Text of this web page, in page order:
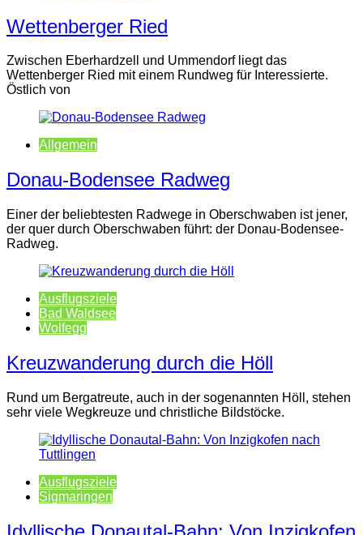
Wettenberger Ried
Zwischen Eberhardzell und Ummendorf liegt das
Wettenberger Ried mit einem Rundweg für Interessierte.
Östlich von
Allgemein
Donau-Bodensee Radweg
Einer der beliebtesten Radwege in Oberschwaben ist jener,
der quer durch Oberschwaben führt: der Donau-Bodensee-
Radweg.
Ausflugsziele
Bad Waldsee
Wolfegg
Kreuzwanderung durch die Höll
Rund um Bergatreute, auch in der sogenannten Höll, stehen
sehr viele Wegkreuze und christliche Bildstöcke.
Ausflugsziele
Sigmaringen